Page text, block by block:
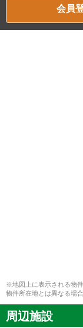
会員
※地図上に表示される物
物件所在地とは異なる場
周辺施設